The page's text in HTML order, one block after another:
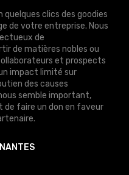
quelques clics des goodies
de votre entreprise. Nous
de
de matières nobles ou
et prospects
impact limité sur
des causes
semble important,
de faire un don en faveur